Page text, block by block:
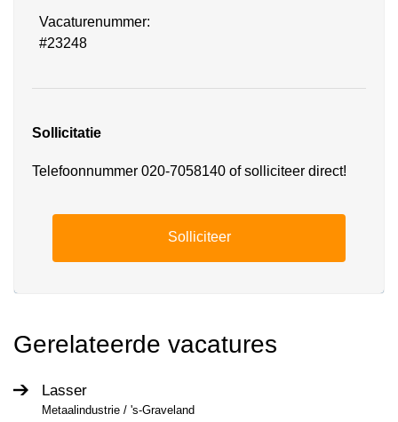
Vacaturenummer:
#23248
Sollicitatie
Telefoonnummer 020-7058140 of solliciteer direct!
Solliciteer
Gerelateerde vacatures
Lasser
Metaalindustrie / 's-Graveland